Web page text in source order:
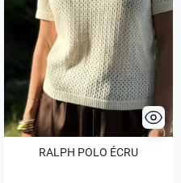
RALPH POLO ÉCRU